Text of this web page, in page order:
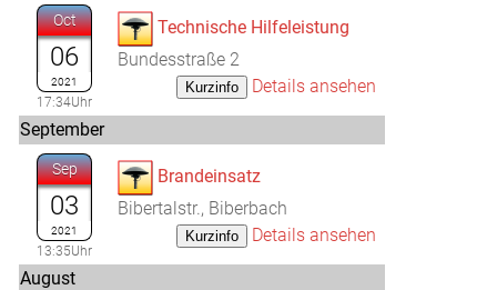
Oct
06
2021
17:34Uhr
Technische Hilfeleistung
Bundesstraße 2
Details ansehen
September
Sep
03
2021
13:35Uhr
Brandeinsatz
Bibertalstr., Biberbach
Details ansehen
August